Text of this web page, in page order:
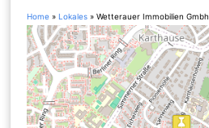
Home »Lokales »Wetterauer Immobilien Gmbh